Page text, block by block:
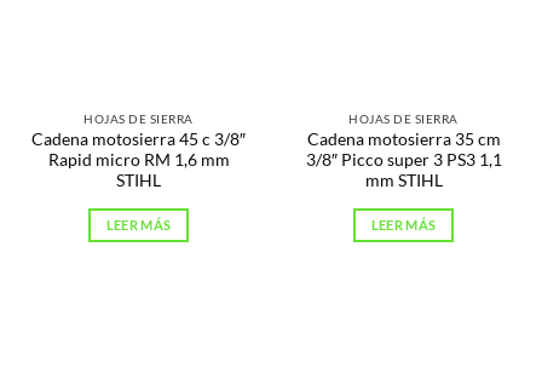
HOJAS DE SIERRA
Cadena motosierra 45 c 3/8″
Rapid micro RM 1,6 mm
STIHL
LEER MÁS
HOJAS DE SIERRA
Cadena motosierra 35 cm
3/8″ Picco super 3 PS3 1,1
mm STIHL
LEER MÁS